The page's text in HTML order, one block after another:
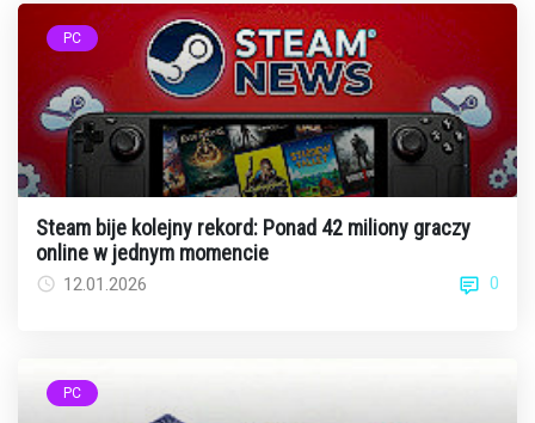
PC
Steam bije kolejny rekord: Ponad 42 miliony graczy
online w jednym momencie
12.01.2026 0
PC